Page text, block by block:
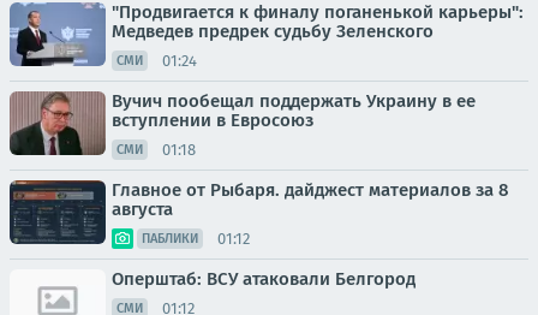
"Продвигается к финалу поганенькой карьеры":
Медведев предрек судьбу Зеленского
СМИ 01:24
Вучич пообещал поддержать Украину в ее
вступлении в Евросоюз
СМИ 01:18
Главное от Рыбаря. дайджест материалов за 8
августа
ПАБЛИКИ 01:12
Оперштаб: ВСУ атаковали Белгород
СМИ 01:12